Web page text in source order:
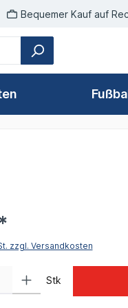
Bequemer Kauf auf
zzgl. Versandkosten
Stk